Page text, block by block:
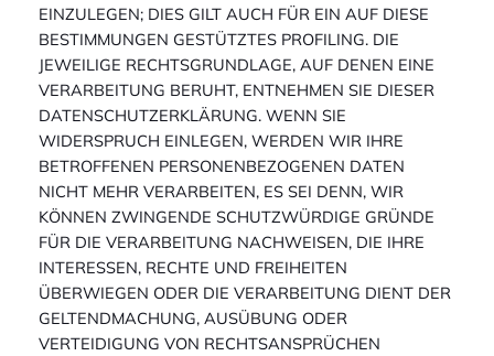
EINZULEGEN; DIES GILT AUCH FÜR EIN AUF DIESE
BESTIMMUNGEN GESTÜTZTES PROFILING. DIE
JEWEILIGE RECHTSGRUNDLAGE, AUF DENEN EINE
VERARBEITUNG BERUHT, ENTNEHMEN SIE DIESER
DATENSCHUTZERKLÄRUNG. WENN SIE
WIDERSPRUCH EINLEGEN, WERDEN WIR IHRE
BETROFFENEN PERSONENBEZOGENEN DATEN
NICHT MEHR VERARBEITEN, ES SEI DENN, WIR
KÖNNEN ZWINGENDE SCHUTZWÜRDIGE GRÜNDE
FÜR DIE VERARBEITUNG NACHWEISEN, DIE IHRE
INTERESSEN, RECHTE UND FREIHEITEN
ÜBERWIEGEN ODER DIE VERARBEITUNG DIENT DER
GELTENDMACHUNG, AUSÜBUNG ODER
VERTEIDIGUNG VON RECHTSANSPRÜCHEN